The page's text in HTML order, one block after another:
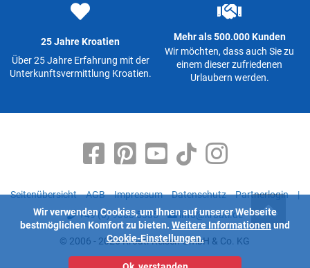
25 Jahre Kroatien
Über 25 Jahre Erfahrung mit der
Unterkunftsvermittlung Kroatien.
Mehr als 500.000 Kunden
Wir möchten, dass auch Sie zu
einem dieser zufriedenen
Urlaubern werden.
Seitenübersicht AGB Impressum Datenschutz Partnerlogin
|
+49 (0) 9363 5335
info@kroati.de
© 2006 - 2026 Kroati-Reisen GmbH & Co. KG
Wir verwenden Cookies, um Ihnen auf unserer Webseite
bestmöglichen Komfort zu bieten. Weitere Informationen und
Cookie-Einstellungen.